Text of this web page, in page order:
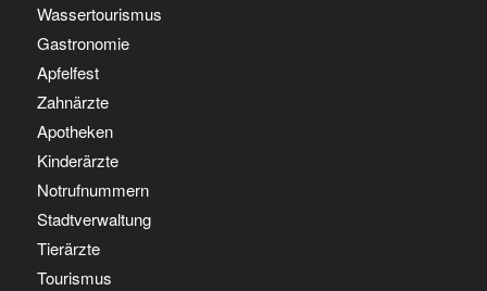
Wassertourismus
Gastronomie
Apfelfest
Zahnärzte
Apotheken
Kinderärzte
Notrufnummern
Stadtverwaltung
Tierärzte
Tourismus